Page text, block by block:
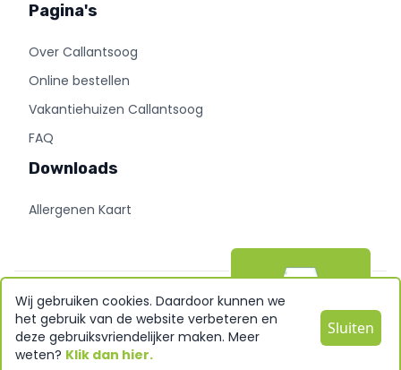
Wij gebruiken cookies. Daardoor kunnen we
het gebruik van de website verbeteren en
deze gebruiksvriendelijker maken. Meer
weten? Klik dan hier.
Sluiten
Pagina's
Over Callantsoog
Online bestellen
Vakantiehuizen Callantsoog
FAQ
Downloads
Allergenen Kaart
©Wip In2026 Made by BYTE24
DisclaimerPrivacy PolicyCookies
Bestel nu!